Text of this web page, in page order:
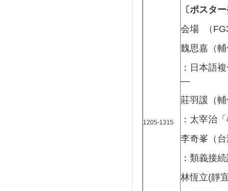
1205-1315
〔ポスタ
会場 （
魏思嘉（
：日本語
―
莊羽諼（
：太宰治
李奇峯（
：類義接
林恆立(靜